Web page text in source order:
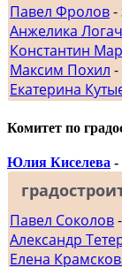
Павел Фролов-
Анжелика
Константин
Максим Похил -
Екатерина
Комитет по
Юлия Киселева -
Павел Соколов
Александр
Елена